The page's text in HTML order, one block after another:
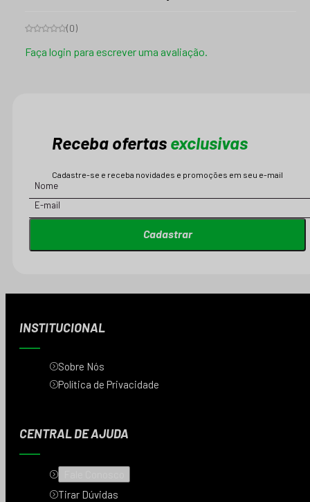
(0)
Faça login para escrever uma avaliação.
Receba ofertas exclusivas
Cadastre-se e receba novidades e promoções em seu e-mail
Cadastrar
INSTITUCIONAL
Sobre Nós
Política de Privacidade
CENTRAL DE AJUDA
Tirar Dúvidas